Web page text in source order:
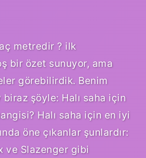
metredir ? ilk
bir özet sunuyor, ama
görebilirdik. Benim
şöyle: Halı saha için
Halı saha için en iyi
öne çıkanlar şunlardır:
ve Slazenger gibi